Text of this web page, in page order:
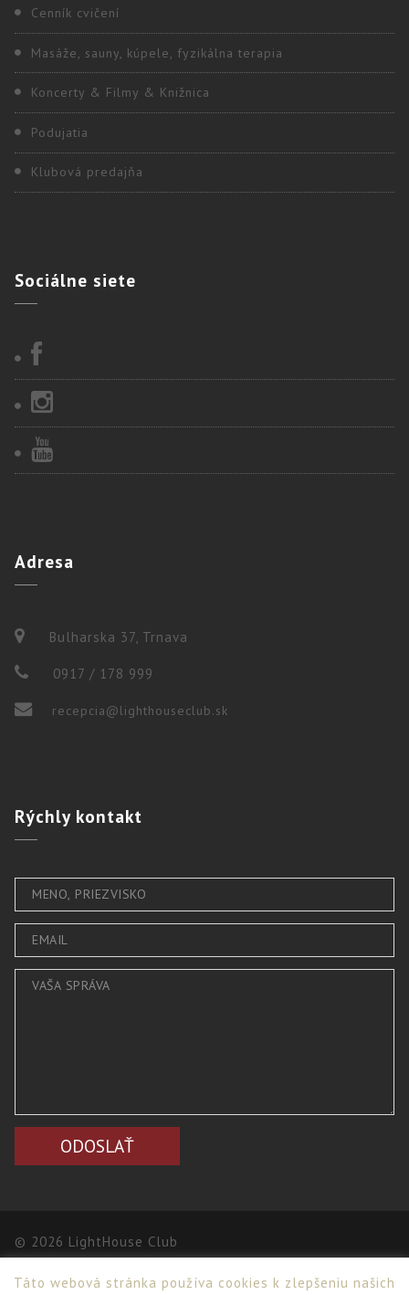
Cenník cvičení
Masáže, sauny, kúpele, fyzikálna terapia
Koncerty & Filmy & Knižnica
Podujatia
Klubová predajňa
Sociálne siete
Adresa
Bulharska 37, Trnava
0917 / 178 999
recepcia@lighthouseclub.sk
Rýchlykontakt
© 2026 LightHouse Club
Táto webová stránka používa cookies k zlepšeniu našich